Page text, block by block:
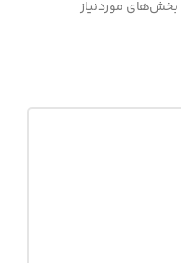
بخش‌های موردنیاز